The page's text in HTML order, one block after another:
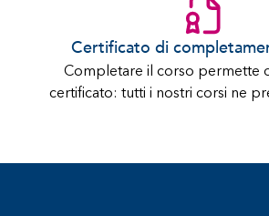
Certificato di
Completare il corso permette
certificato: tutti i nostri corsi ne